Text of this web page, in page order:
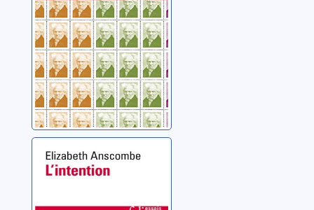
L'intention
Anscombe, Gertrude